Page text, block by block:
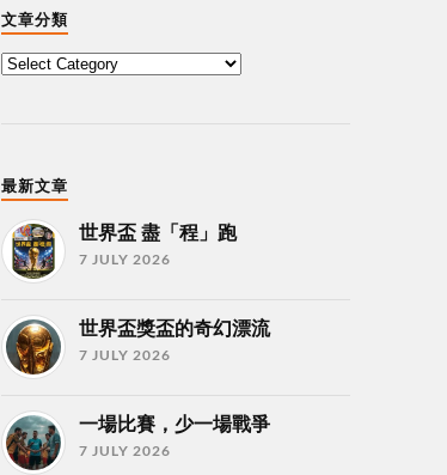
文章分類
最新文章
世界盃 盡「程」跑
7 JULY 2026
世界盃獎盃的奇幻漂流
7 JULY 2026
一場比賽，少一場戰爭
7 JULY 2026